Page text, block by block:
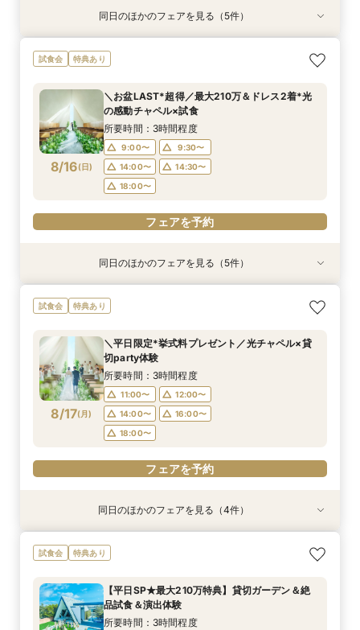
特典あり
8/15(土)
＼1軒目限定★3万ギフト付／ドレス＆挙式料プレ
ゼント×和牛試食
9:00〜
14:30〜
18:00〜
フェアを予約
特典あり
8/15(土)
【6名～30名の少人数婚】挙式＆会食Newプラ
ン誕生！無料試食付
9:00〜
14:30〜
18:00〜
フェアを予約
8/15(土)
【タイパ重視！60分で完結◎】オンラインで会
場案内＆相談会
10:00〜
15:00〜
18:30〜
フェアを予約
8/15(土)
【60分で完結】即決営業ナシで安心！気軽によ
りみちツアー
10:30〜 15:30〜
フェアを予約
8/15(土)
【会場見学2件目以上◎】短縮90分Fair*雰囲気
比較×見積相談会
9:00〜
14:30〜
18:00〜
フェアを予約
同日のほかのフェアを見る（5件）
試食会 特典あり
8/16(日)
＼お盆LAST*超得／最大210万＆ドレス2着*光
の感動チャペル×試食
所要時間：3時間程度
9:00〜
9:30〜
14:00〜
14:30〜
18:00〜
フェアを予約
特典あり
8/16(日)
＼1軒目限定★3万ギフト付／ドレス＆挙式料プレ
ゼント×和牛試食
9:00〜
18:00〜
フェアを予約
特典あり
8/16(日)
【6名～30名の少人数婚】挙式＆会食Newプラ
ン誕生！無料試食付
9:00〜
18:00〜
フェアを予約
8/16(日)
【タイパ重視！60分で完結◎】オンラインで会
場案内＆相談会
10:00〜
18:30〜
フェアを予約
8/16(日)
【会場見学2件目以上◎】短縮90分Fair*雰囲気
比較×見積相談会
9:00〜
18:00〜
フェアを予約
8/16(日)
【60分で完結】即決営業ナシで安心！気軽によ
りみちツアー
10:00〜
フェアを予約
同日のほかのフェアを見る（5件）
試食会 特典あり
8/17(月)
＼平日限定*挙式料プレゼント／光チャペル×貸
切party体験
所要時間：3時間程度
11:00〜
12:00〜
14:00〜
16:00〜
18:00〜
フェアを予約
特典あり
8/17(月)
＼1軒目限定★3万ギフト付／ドレス＆挙式料プレ
ゼント×和牛試食
11:00〜
12:00〜
14:00〜
16:00〜
特典あり
8/17(月)
【6名～30名の少人数婚】挙式＆会食Newプラ
ン誕生！無料試食付
11:00〜
12:00〜
14:00〜
16:00〜
8/17(月)
【60分で完結】即決営業ナシで安心！気軽によ
りみちツアー
12:00〜
13:00〜
15:00〜
16:00〜
8/17(月)
【タイパ重視！60分で完結◎】オンラインで会
場案内＆相談会
12:00〜
13:00〜
15:00〜
16:00〜
同日のほかのフェアを見る（4件）
試食会 特典あり
【平日SP★最大210万特典】貸切ガーデン＆絶
品試食＆演出体験
所要時間：3時間程度